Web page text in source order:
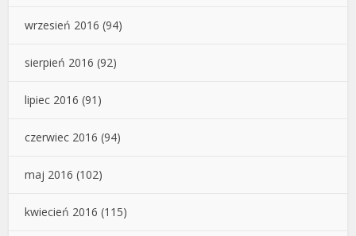
wrzesień 2016 (94)
sierpień 2016 (92)
lipiec 2016 (91)
czerwiec 2016 (94)
maj 2016 (102)
kwiecień 2016 (115)